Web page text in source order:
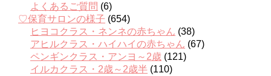
よくあるご質問 (6)
♡保育サロンの様子 (654)
ヒヨコクラス・ネンネの赤ちゃん (38)
アヒルクラス・ハイハイの赤ちゃん (67)
ペンギンクラス・アンヨ～2歳 (121)
イルカクラス・2歳～2歳半 (110)